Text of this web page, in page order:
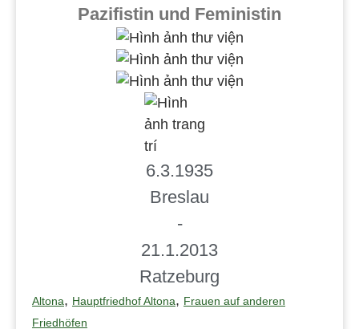
Pazifistin und Feministin
6.3.1935
Breslau
-
21.1.2013
Ratzeburg
Altona, Hauptfriedhof Altona, Frauen auf anderen
Friedhöfen